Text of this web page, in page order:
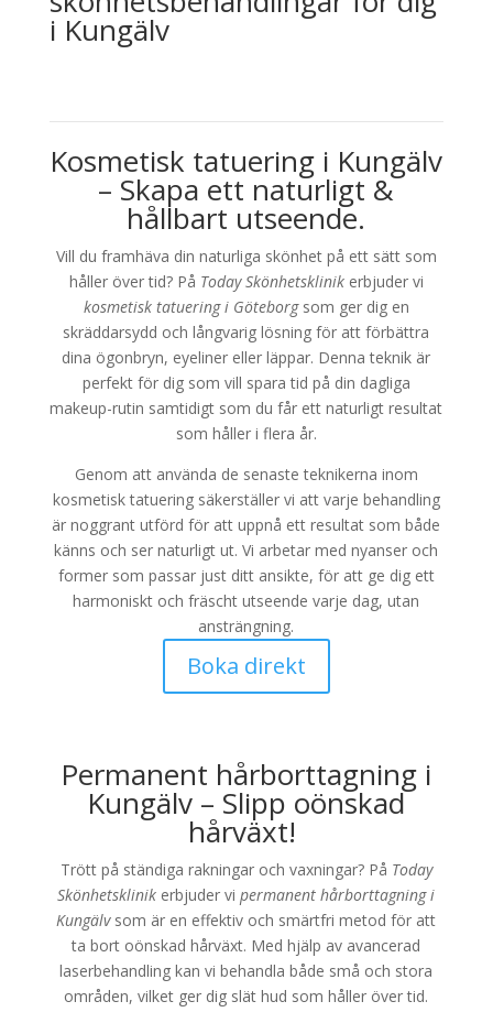
i Kungälv
Kosmetisk tatuering i Kungälv
– Skapa ett naturligt &
hållbart utseende.
Vill du framhäva din naturliga skönhet på ett sätt som
håller över tid? På Today Skönhetsklinikerbjuder vi
kosmetisk tatuering i Göteborgsom ger dig en
skräddarsydd och långvarig lösning för att förbättra
dina ögonbryn, eyeliner eller läppar. Denna teknik är
perfekt för dig som vill spara tid på din dagliga
makeup-rutin samtidigt som du får ett naturligt resultat
som håller i flera år.
Genom att använda de senaste teknikerna inom
kosmetisk tatuering säkerställer vi att varje behandling
är noggrant utförd för att uppnå ett resultat som både
känns och ser naturligt ut. Vi arbetar med nyanser och
former som passar just ditt ansikte, för att ge dig ett
harmoniskt och fräscht utseende varje dag, utan
ansträngning.
Boka direkt
Permanent hårborttagning i
Kungälv – Slipp oönskad
hårväxt!
Trött på ständiga rakningar och vaxningar? På Today
Skönhetsklinik erbjuder vipermanent hårborttagning i
Kungälvsom är en effektiv och smärtfri metod för att
ta bort oönskad hårväxt. Med hjälp av avancerad
laserbehandling kan vi behandla både små och stora
områden, vilket ger dig slät hud som håller över tid.